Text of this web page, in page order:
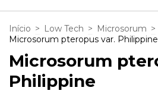
Início > Low Tech > Microsorum >
Microsorum pteropus var. Philippine
Microsorum
Philippine